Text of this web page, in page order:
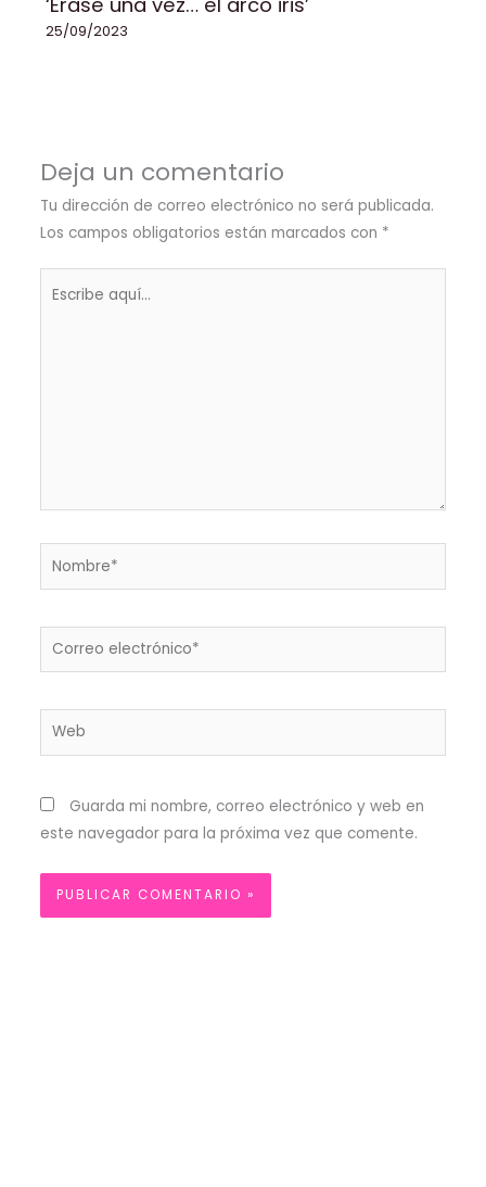
25/09/2023
Deja un comentario
Tu dirección de correo electrónico no será publicada.
Los campos obligatorios están marcados con *
Nombre*
Correo
Web
Guarda mi nombre, correo electrónico y web en
este navegador para la próxima vez que comente.